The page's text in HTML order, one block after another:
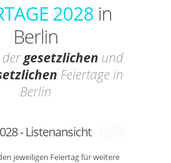
2028 in
Berlin
dergesetzlichen und
Feiertage in
Berlin
- Listenansicht
jeweiligen Feiertag für weitere